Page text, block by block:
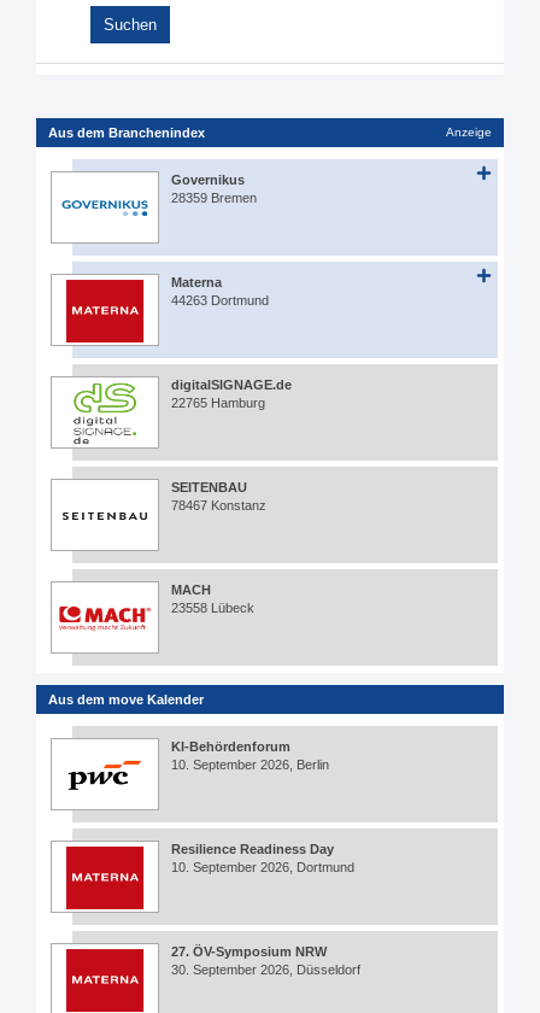
Aus dem Branchenindex Anzeige
Governikus
28359 Bremen
Materna
44263 Dortmund
digitalSIGNAGE.de
22765 Hamburg
SEITENBAU
78467 Konstanz
MACH
23558 Lübeck
Aus dem move Kalender
KI-Behördenforum
10. September 2026, Berlin
Resilience Readiness Day
10. September 2026, Dortmund
27. ÖV-Symposium NRW
30. September 2026, Düsseldorf